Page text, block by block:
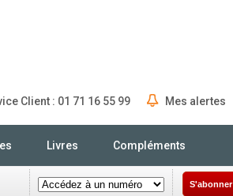
Client : 01 71 16 55 99 Mes alertes
Livres Compléments
S'abonner